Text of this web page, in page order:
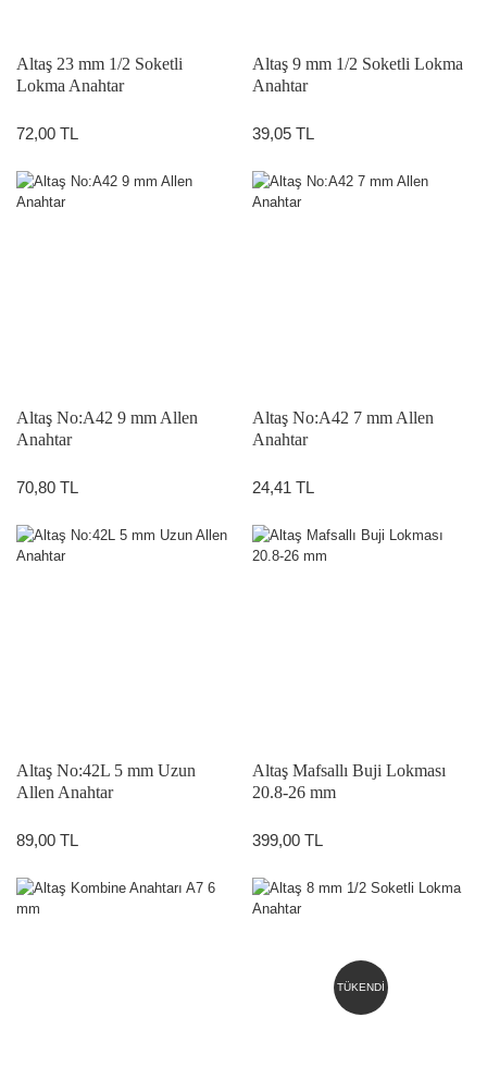
Altaş 23 mm 1/2 Soketli
Lokma Anahtar
72,00 TL
Altaş 9 mm 1/2 Soketli Lokma
Anahtar
39,05 TL
Altaş No:A42 9 mm Allen
Anahtar
70,80 TL
Altaş No:A42 7 mm Allen
Anahtar
24,41 TL
Altaş No:42L 5 mm Uzun
Allen Anahtar
89,00 TL
Altaş Mafsallı Buji Lokması
20.8-26 mm
399,00 TL
TÜKENDİ